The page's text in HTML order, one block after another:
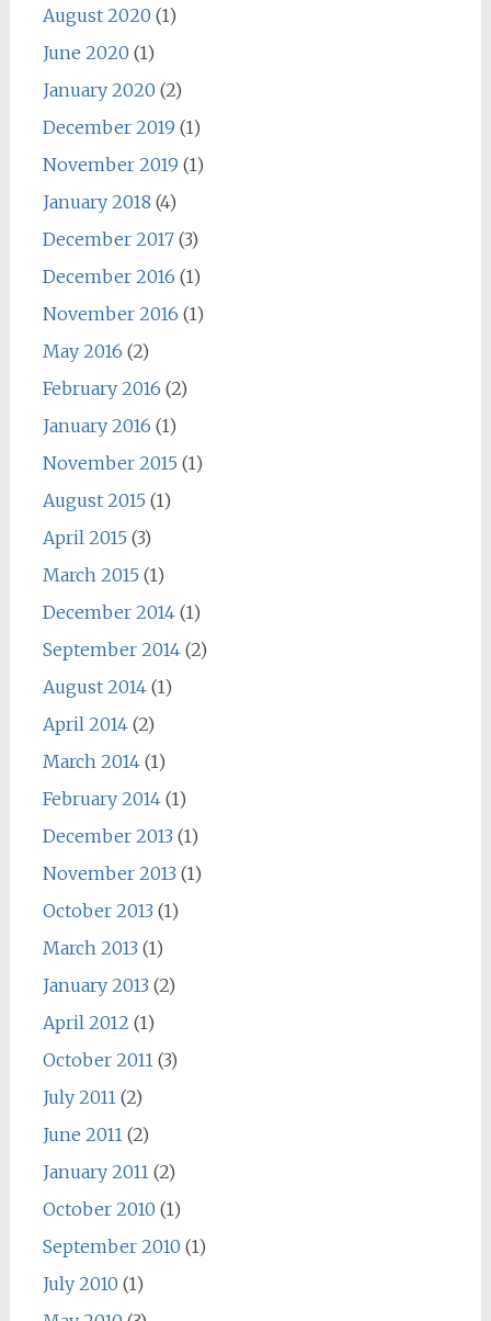
August 2020 (1)
June 2020 (1)
January 2020 (2)
December 2019 (1)
November 2019 (1)
January 2018 (4)
December 2017(3)
December 2016 (1)
November 2016 (1)
May 2016 (2)
February 2016 (2)
January 2016 (1)
November 2015 (1)
August 2015 (1)
April 2015 (3)
March 2015 (1)
December 2014(1)
September 2014(2)
August 2014(1)
April 2014(2)
March 2014(1)
February 2014(1)
December 2013 (1)
November 2013 (1)
October 2013 (1)
March 2013 (1)
January 2013 (2)
April 2012 (1)
October 2011 (3)
July 2011 (2)
June 2011 (2)
January 2011 (2)
October 2010 (1)
September 2010 (1)
July 2010 (1)